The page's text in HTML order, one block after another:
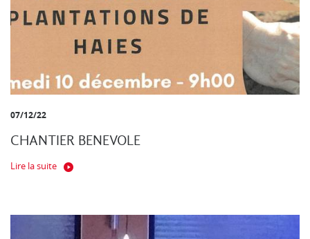
07/12/22
CHANTIER BENEVOLE
Lire la suite